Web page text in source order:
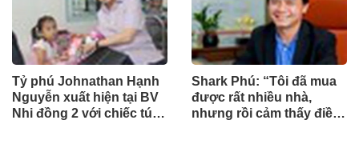
Tỷ phú Johnathan Hạnh
Nguyễn xuất hiện tại BV
Nhi đồng 2 với chiếc túi
Shark Phú: “Tôi đã mua
được rất nhiều nhà,
nhưng rồi cảm thấy điều